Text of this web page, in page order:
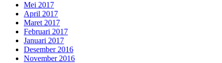
Mei 2017
April 2017
Maret 2017
Februari 2017
Januari 2017
Desember 2016
November 2016